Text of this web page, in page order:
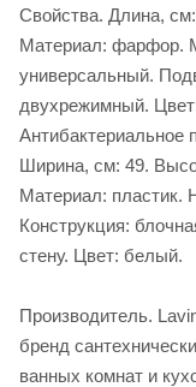
Свойства. Длина,
Материал: фарфор.
универсальный.
двухрежимный.
Антибактериальное
Ширина, см: 49.
Материал: пластик.
Конструкция:
стену. Цвет: белый.
Производитель.
бренд
ванных комнат и